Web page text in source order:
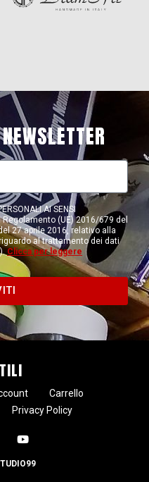
AI SENSI
(UE) 2016/679 del
27 aprile 2016, relativo alla
al trattamento dei dati
Clicca per leggere
Carrello
Privacy Policy